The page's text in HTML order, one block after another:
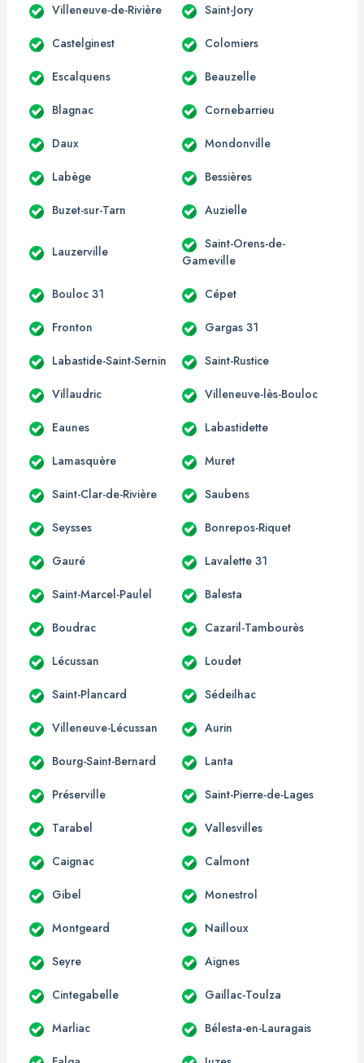
Villeneuve-de-Rivière Saint-Jory
Castelginest Colomiers
Escalquens Beauzelle
Blagnac Cornebarrieu
Daux Mondonville
Labège Bessières
Buzet-sur-Tarn Auzielle
Lauzerville
Saint-Orens-de-
Gameville
Bouloc 31 Cépet
Fronton Gargas 31
Labastide-Saint-Sernin Saint-Rustice
Villaudric Villeneuve-lès-Bouloc
Eaunes Labastidette
Lamasquère Muret
Saint-Clar-de-Rivière Saubens
Seysses Bonrepos-Riquet
Gauré Lavalette 31
Saint-Marcel-Paulel Balesta
Boudrac Cazaril-Tambourès
Lécussan Loudet
Saint-Plancard Sédeilhac
Villeneuve-Lécussan Aurin
Bourg-Saint-Bernard Lanta
Préserville Saint-Pierre-de-Lages
Tarabel Vallesvilles
Caignac Calmont
Gibel Monestrol
Montgeard Nailloux
Seyre Aignes
Cintegabelle Gaillac-Toulza
Marliac Bélesta-en-Lauragais